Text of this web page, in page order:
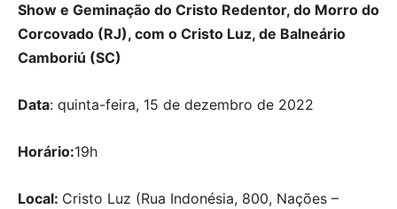
Show e Geminação do Cristo Redentor, do Morro do
Corcovado (RJ), com o Cristo Luz, de Balneário
Camboriú (SC)
Data: quinta-feira, 15 de dezembro de 2022
Horário:19h
Local: Cristo Luz (Rua Indonésia, 800, Nações –